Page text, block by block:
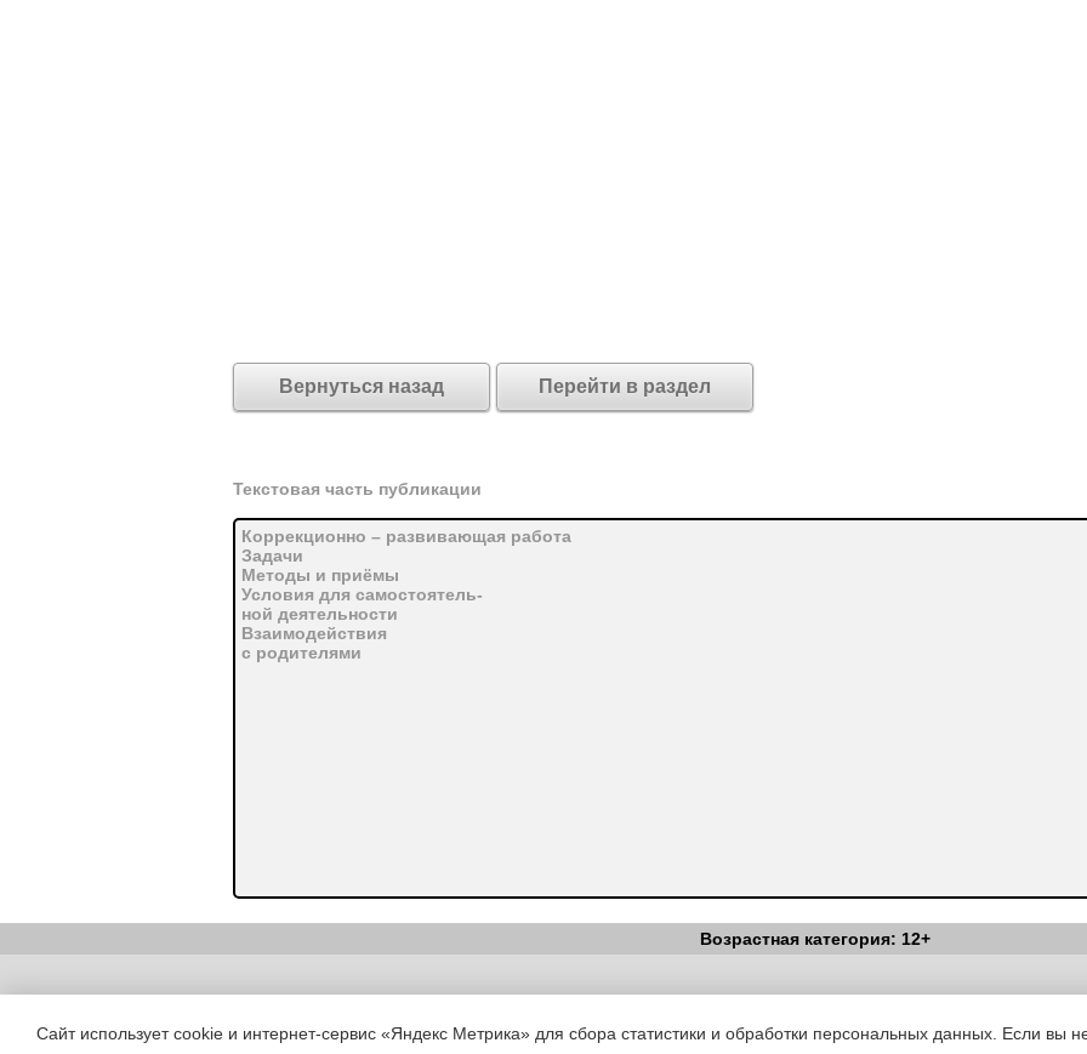
Вернуться назад Перейти в раздел
Текстовая часть публикации
Коррекционно – развивающая работа
Задачи
Методы и приёмы
Условия для самостоятель-
ной деятельности
Взаимодействия
с родителями
Возрастная категория: 12+
Copyright (c) |Вестник Педагога|Об издании|Условия|Политика
Сайт использует cookie и интернет-сервис «Яндекс Метрика» для сбора статистики и обработки персональных данных. Если вы